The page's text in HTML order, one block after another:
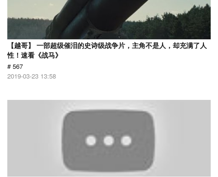
【越哥】 一部超级催泪的史诗级战争片，主角不是人，却充满了人
性！速看《战马》
# 567
2019-03-23 13:58